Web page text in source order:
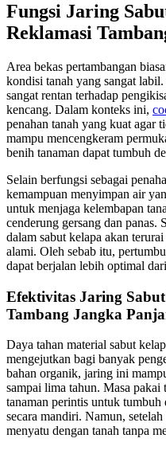
Fungsi Jaring
Reklamasi
Area bekas pertambangan
kondisi tanah yang sangat
sangat rentan terhadap
kencang. Dalam konteks ini,
penahan tanah yang kuat agar
mampu mencengkeram
benih tanaman dapat tumbuh
Selain berfungsi sebagai
kemampuan menyimpan air
untuk menjaga kelembapan
cenderung gersang dan
dalam sabut kelapa akan
alami. Oleh sebab itu,
dapat berjalan lebih optimal
Efektivitas Jaring
Tambang Jangka
Daya tahan material sabut
mengejutkan bagi banyak
bahan organik, jaring ini
sampai lima tahun. Masa pakai
tanaman perintis untuk
secara mandiri. Namun,
menyatu dengan tanah tanpa